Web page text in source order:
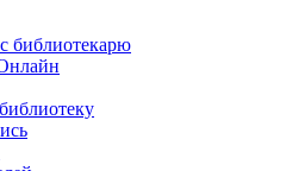
библиотекарю